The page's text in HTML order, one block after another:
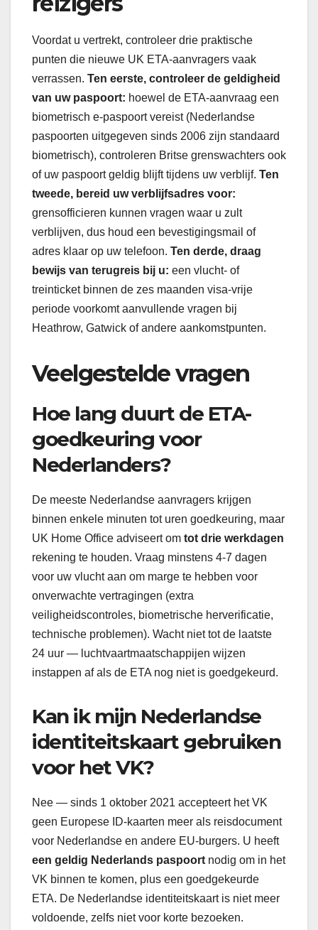
Voordat u vertrekt, controleer drie praktische
punten die nieuwe UK ETA-aanvragers vaak
verrassen. Ten eerste, controleer de geldigheid
van uw paspoort: hoewel de ETA-aanvraag een
biometrisch e-paspoort vereist (Nederlandse
paspoorten uitgegeven sinds 2006 zijn standaard
biometrisch), controleren Britse grenswachters ook
of uw paspoort geldig blijft tijdens uw verblijf. Ten
tweede, bereid uw verblijfsadres voor:
grensofficieren kunnen vragen waar u zult
verblijven, dus houd een bevestigingsmail of
adres klaar op uw telefoon. Ten derde, draag
bewijs van terugreis bij u: een vlucht- of
treinticket binnen de zes maanden visa-vrije
periode voorkomt aanvullende vragen bij
Heathrow, Gatwick of andere aankomstpunten.
Veelgestelde vragen
Hoe lang duurt de ETA-
goedkeuring voor
Nederlanders?
De meeste Nederlandse aanvragers krijgen
binnen enkele minuten tot uren goedkeuring, maar
UK Home Office adviseert om tot drie werkdagen
rekening te houden. Vraag minstens 4-7 dagen
voor uw vlucht aan om marge te hebben voor
onverwachte vertragingen (extra
veiligheidscontroles, biometrische herverificatie,
technische problemen). Wacht niet tot de laatste
24 uur — luchtvaartmaatschappijen wijzen
instappen af als de ETA nog niet is goedgekeurd.
Kan ik mijn Nederlandse
identiteitskaart gebruiken
voor het VK?
Nee — sinds 1 oktober 2021 accepteert het VK
geen Europese ID-kaarten meer als reisdocument
voor Nederlandse en andere EU-burgers. U heeft
een geldig Nederlands paspoort nodig om in het
VK binnen te komen, plus een goedgekeurde
ETA. De Nederlandse identiteitskaart is niet meer
voldoende, zelfs niet voor korte bezoeken.